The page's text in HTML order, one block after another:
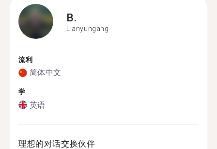
B.
Lianyungang
流利
简体中文
学
英语
理想的对话交换伙伴